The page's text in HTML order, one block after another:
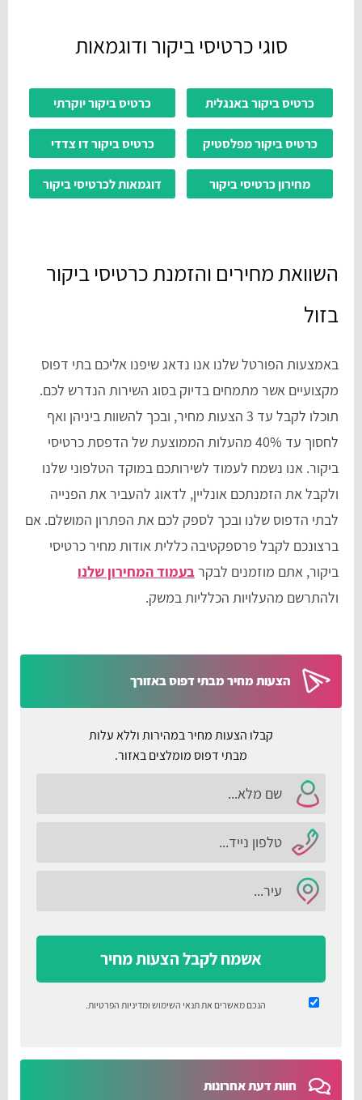
סוגי כרטיסי ביקור ודוגמאות
כרטיס ביקור באנגלית כרטיס ביקור יוקרתי
כרטיס ביקור מפלסטיק כרטיס ביקור דו צדדי
מחירון כרטיסי ביקור דוגמאות לכרטיסי ביקור
השוואת מחירים והזמנת כרטיסי ביקור
בזול
באמצעות הפורטל שלנו אנו נדאג שיפנו אליכם בתי דפוס
מקצועיים אשר מתמחים בדיוק בסוג השירות הנדרש לכם.
תוכלו לקבל עד 3 הצעות מחיר, ובכך להשוות ביניהן ואף
לחסוך עד 40% מהעלות הממוצעת של הדפסת כרטיסי
ביקור. אנו נשמח לעמוד לשירותכם במוקד הטלפוני שלנו
ולקבל את הזמנתכם אונליין, לדאוג להעביר את הפנייה
לבתי הדפוס שלנו ובכך לספק לכם את הפתרון המושלם. אם
ברצונכם לקבל פרספקטיבה כללית אודות מחיר כרטיסי
ביקור, אתם מוזמנים לבקרבעמוד המחירון שלנו
ולהתרשם מהעלויות הכלליות במשק.
הצעות מחיר מבתי דפוס באזורך
קבלו הצעות מחיר במהירות וללא עלות
מבתי דפוס מומלצים באזור.
אשמח לקבל הצעות מחיר
הנכם מאשרים את תנאי השימוש ומדיניות הפרטיות
חוות דעת אחרונות